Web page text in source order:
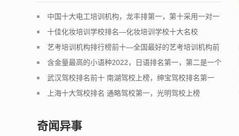
中国十大电工培训机构，龙丰排第一，第十采用一对一
教学模式
十佳化妆培训学校排名—化妆培训学校十大名校
艺考培训机构排行榜前十—全国最好的艺考培训机构前
十名
含金量最高的小语种2022，日语排名第一，第二是一个
浪漫的语种
武汉驾校排名前十 南湖驾校上榜，绅宝驾校排名第一
上海十大驾校排名 通略驾校第一，光明驾校上榜
奇闻异事